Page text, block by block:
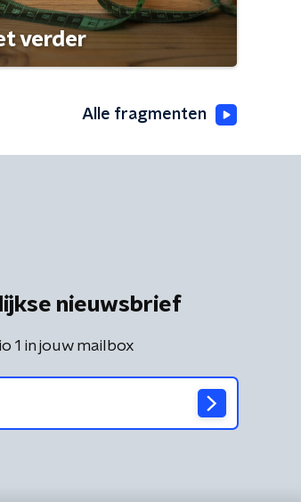
verder
Alle fragmenten
nieuwsbrief
1 in jouw mailbox